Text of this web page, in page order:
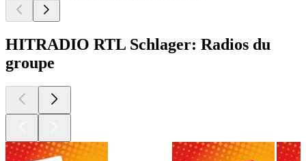
HITRADIO RTL Schlager: Radios du
groupe